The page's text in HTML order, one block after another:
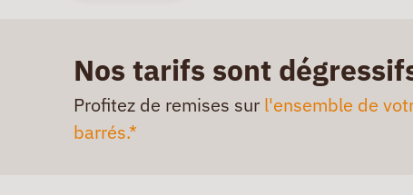
Nos tarifs sont
Profitez de remises sur l'ensemble de
barrés.*